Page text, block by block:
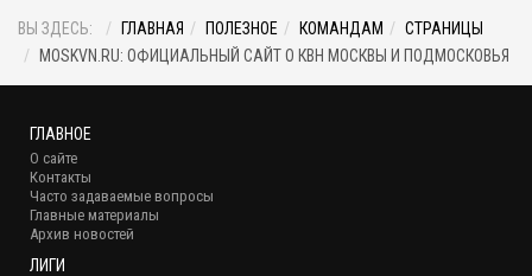
ВЫ ЗДЕСЬ: ГЛАВНАЯ ПОЛЕЗНОЕ КОМАНДАМ
СТРАНИЦЫ
MOSKVN.RU: ОФИЦИАЛЬНЫЙ САЙТ О КВН МОСКВЫ И ПОДМОСКОВЬЯ
ГЛАВНОЕ
О сайте
Контакты
Часто задаваемые вопросы
Главные материалы
Архив новостей
ЛИГИ